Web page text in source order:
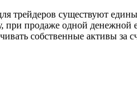
трейдеров существуют
продаже одной
собственные активы за